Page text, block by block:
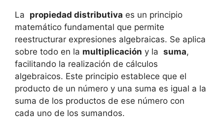
La ‌ propiedad distributiva es un ⁣principio
matemático fundamental que permite‍
reestructurar expresiones algebraicas. Se ​aplica
sobre todo en la multiplicación y la ‌ suma,
⁣facilitando la realización de cálculos
algebraicos. Este principio establece⁢ que el
producto de un número y una suma ​es ⁢igual a la
suma de ⁤los⁢ productos de ese número con
cada uno de los sumandos.